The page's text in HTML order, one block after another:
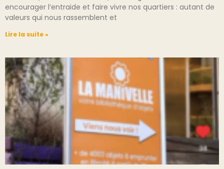
encourager l’entraide et faire vivre nos quartiers : autant de
valeurs qui nous rassemblent et
Lire la suite »